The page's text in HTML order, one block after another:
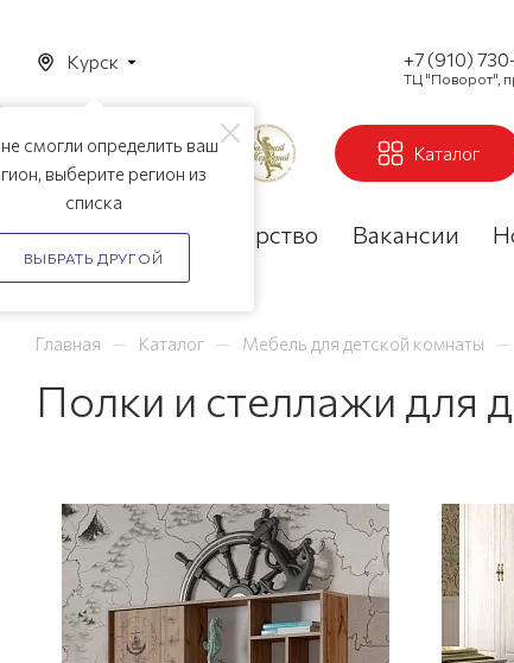
Курск
смогли определить ваш
выберите регион из
списка
ВЫБРАТЬ ДРУГОЙ
+7 (910)
ТЦ "Поворот",
Каталог
Акции Партнерство Вакансии
Главная — Каталог — Мебель для детской комнаты —
Полки и стеллажи для